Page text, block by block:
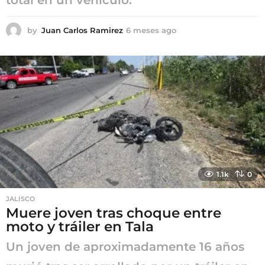
by Juan Carlos Ramirez 6 meses ago
s
e
s
a
g
o
1.1k 0
JALISCO
Muere joven tras choque entre
moto y tráiler en Tala
Un joven de aproximadamente 16 años